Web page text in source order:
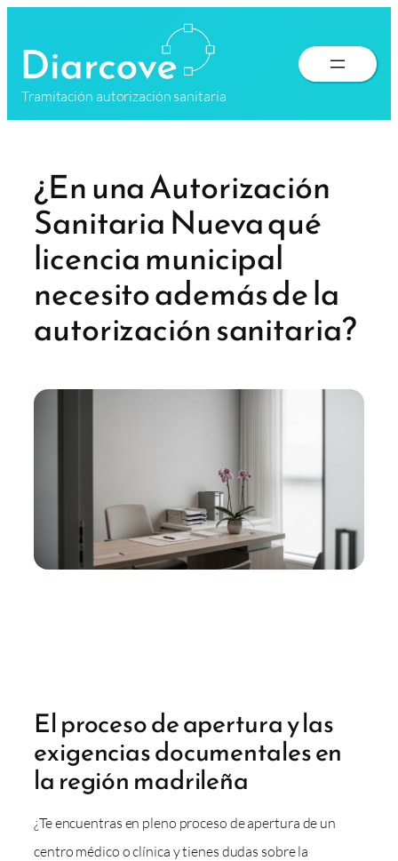
contenido
Tramitación autorización sanitaria
¿En una Autorización
Sanitaria Nueva qué
licencia municipal
necesito además de la
autorización sanitaria?
El proceso de apertura y las
exigencias documentales en
la región madrileña
¿Te encuentras en pleno proceso de apertura de un
centro médico o clínica y tienes dudas sobre la